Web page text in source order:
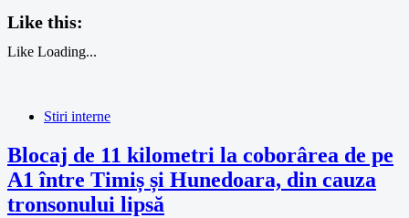
Like this:
Like Loading...
Stiri interne
Blocaj de 11 kilometri la coborârea de pe
A1 între Timiș și Hunedoara, din cauza
tronsonului lipsă